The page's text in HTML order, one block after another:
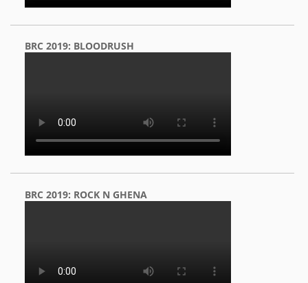
BRC 2019: BLOODRUSH
BRC 2019: ROCK N GHENA